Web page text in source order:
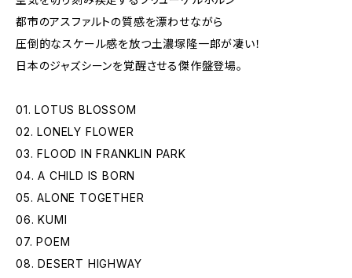
都市のアスファルトの質感を漂わせながら
圧倒的なスケール感を放つ土濃塚隆一郎が凄い！
日本のジャズシーンを覚醒させる傑作盤登場。
01. LOTUS BLOSSOM
02. LONELY FLOWER
03. FLOOD IN FRANKLIN PARK
04. A CHILD IS BORN
05. ALONE TOGETHER
06. KUMI
07. POEM
08. DESERT HIGHWAY